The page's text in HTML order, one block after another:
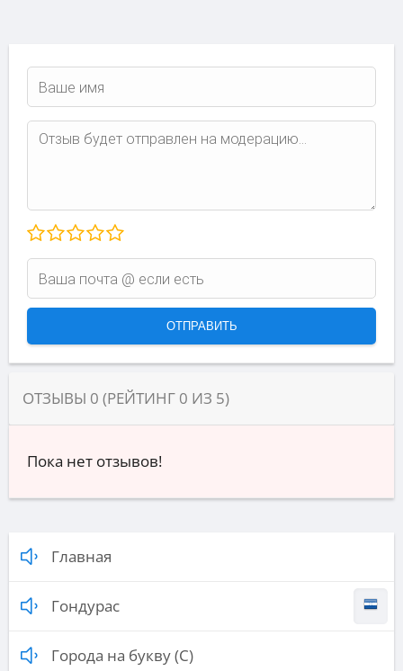
ОТЗЫВЫ 0 (РЕЙТИНГ 0 ИЗ 5)
Пока нет отзывов!
Главная
Гондурас
Города на букву (С)